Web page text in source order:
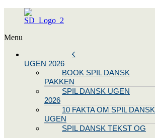
Menu
SPIL DANSK
UGEN 2026
BOOK SPIL DANSK
PAKKEN
SPIL DANSK UGEN
2026
10 FAKTA OM SPIL DANSK
UGEN
SPIL DANSK TEKST OG